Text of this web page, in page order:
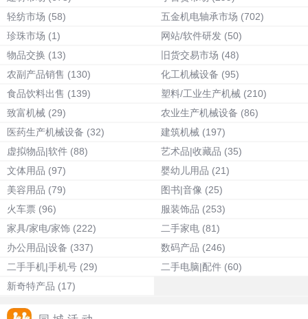
轻纺市场 (58) 五金机电轴承市场 (702)
珍珠市场 (1) 网站/软件研发 (50)
物品交换 (13) 旧货交易市场 (48)
农副产品销售 (130) 化工机械设备 (95)
食品饮料出售 (139) 塑料/工业生产机械 (210)
致富机械 (29) 农业生产机械设备 (86)
医药生产机械设备 (32) 建筑机械 (197)
虚拟物品|软件 (88) 艺术品|收藏品 (35)
文体用品 (97) 婴幼儿用品 (21)
美容用品 (79) 图书|音像 (25)
火车票 (96) 服装饰品 (253)
家具/家电/家饰 (222) 二手家电 (81)
办公用品|设备 (337) 数码产品 (246)
二手手机|手机号 (29) 二手电脑|配件 (60)
新奇特产品 (17)